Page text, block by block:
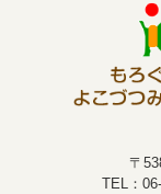
〒
TEL：